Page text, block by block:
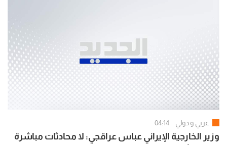
عربي و دولي 04:14
وزير الخارجية الإيراني عباس عراقجي: لا محادثات مباشرة